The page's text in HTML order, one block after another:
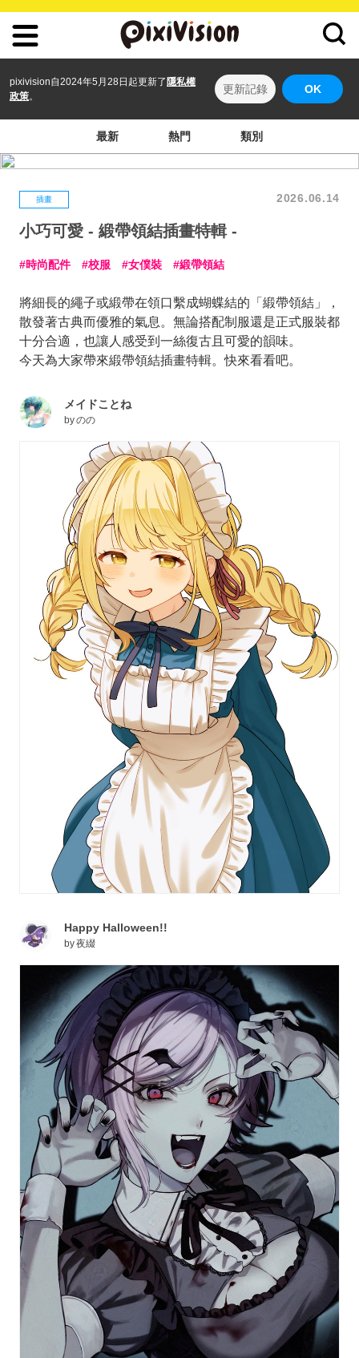
pixivision自2024年5月28日起更新了 隱私權
政策。
更新記錄 OK
最新 熱門 類別
插畫 2026.06.14
小巧可愛 - 緞帶領結插畫特輯 -
時尚配件 校服 女僕裝 緞帶領結
將細長的繩子或緞帶在領口繫成蝴蝶結的「緞帶領結」，
散發著古典而優雅的氣息。無論搭配制服還是正式服裝都
十分合適，也讓人感受到一絲復古且可愛的韻味。
今天為大家帶來緞帶領結插畫特輯。快來看看吧。
メイドことね
byのの
Happy Halloween!!
by夜綴